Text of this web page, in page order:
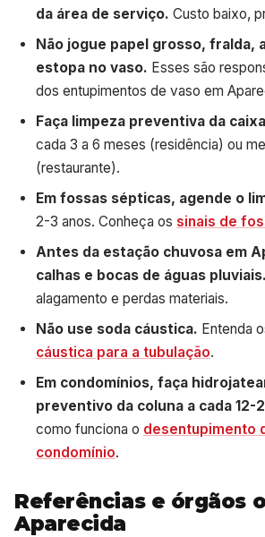
da área de serviço. Custo baixo,
Não jogue papel grosso, fralda,
estopa no vaso. Esses são
dos entupimentos de vaso em
Faça limpeza preventiva da
cada 3 a 6 meses (residência) ou
(restaurante).
Em fossas sépticas, agende o
2-3 anos. Conheça os sinais de
Antes da estação chuvosa em
calhas e bocas de águas pluviais.
alagamento e perdas materiais.
Não use soda cáustica. Entenda
cáustica para a tubulação.
Em condomínios, faça
preventivo da coluna a cada 12-
como funciona o desentupimento
condomínio.
Referências e órgãos
Aparecida